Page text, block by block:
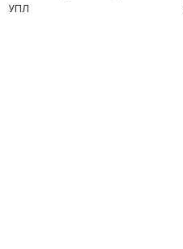
УПЛ